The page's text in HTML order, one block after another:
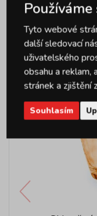
Tyto webové
další sledovací
uživatelského
obsahu a reklam,
stránek a zjištění
Souhlasím